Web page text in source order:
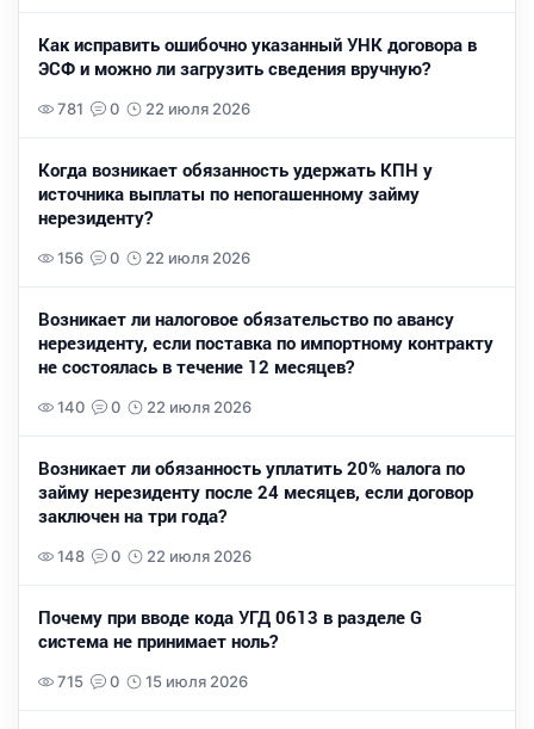
Как исправить ошибочно указанный УНК договора в
ЭСФ и можно ли загрузить сведения вручную?
781 0 22 июля 2026
Когда возникает обязанность удержать КПН у
источника выплаты по непогашенному займу
нерезиденту?
156 0 22 июля 2026
Возникает ли налоговое обязательство по авансу
нерезиденту, если поставка по импортному контракту
не состоялась в течение 12 месяцев?
140 0 22 июля 2026
Возникает ли обязанность уплатить 20% налога по
займу нерезиденту после 24 месяцев, если договор
заключен на три года?
148 0 22 июля 2026
Почему при вводе кода УГД 0613 в разделе G
система не принимает ноль?
715 0 15 июля 2026